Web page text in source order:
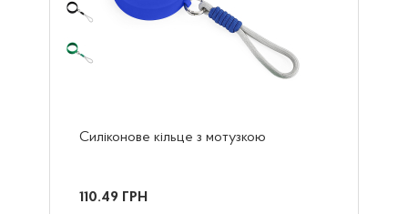
Силіконове кільце з мотузкою
110.49 ГРН